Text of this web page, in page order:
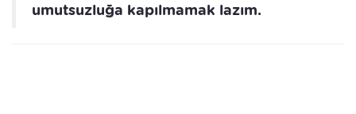
umutsuzluğa kapılmamak lazım.